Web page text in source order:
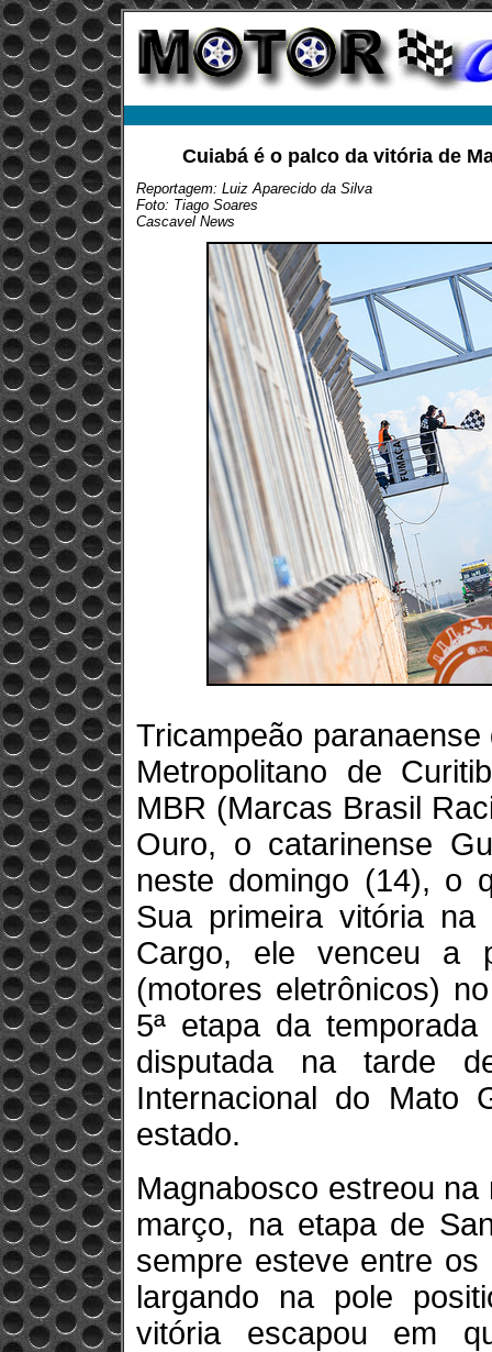
Cuiabá é o palco da vitória de
Reportagem: Luiz Aparecido da Silva
Foto: Tiago Soares
Cascavel News
Tricampeão
Metropolitano de
MBR (Marcas Brasil
Ouro, o catarinense
neste domingo (14), o
Sua primeira vitória
Cargo, ele venceu a
(motores eletrônicos)
5ª etapa da
disputada na tarde
Internacional do Mato
estado.
Magnabosco estreou
março, na etapa de
sempre esteve entre
largando na pole
vitória escapou em